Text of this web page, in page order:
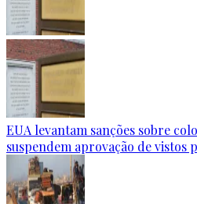
EUA levantam sanções sobre
suspendem aprovação de vistos